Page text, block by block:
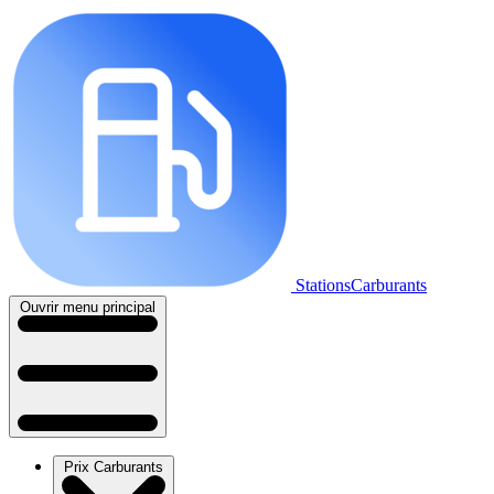
StationsCarburants
Ouvrir menu principal
Prix Carburants